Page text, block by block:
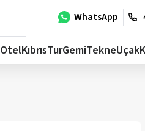
WhatsApp
OtelKıbrısTurGemiTekneUçak